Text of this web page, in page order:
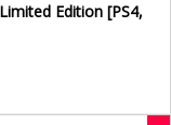
Edition [PS4,